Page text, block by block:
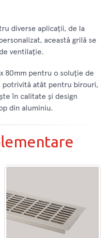
diverse aplicații, de la
această grilă se
ventilație.
atât pentru birouri,
în calitate și design
din aluminiu.